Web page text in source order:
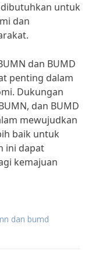
untuk
dan
dan BUMD
penting dalam
Dukungan
dan BUMD
mewujudkan
baik untuk
ini dapat
kemajuan
dan bumd